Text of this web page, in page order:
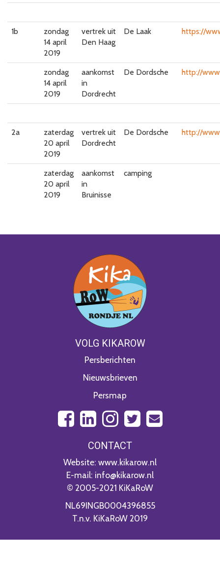
1b
zondag
14 april
2019
vertrek uit
Den Haag
De Laak https://
zondag
14 april
2019
aankomst
in
Dordrecht
De Dordsche http://
2a
zaterdag
20 april
2019
vertrek uit
Dordrecht
De Dordsche http://
zaterdag
20 april
2019
aankomst
in
Bruinisse
camping
VOLG KIKAROW
Persberichten
Nieuwsbrieven
Persmap
CONTACT
Website: www.kikarow.nl
E-mail: info@kikarow.nl
© 2005-2021 KiKaRoW
NL69INGB0004396855
T.n.v. KiKaRoW 2019